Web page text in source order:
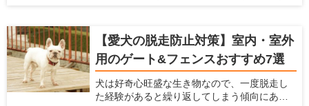
使うものなので、犬を飼う前に準備しておく
と慌てずに済みます。ケガや事故防止に、床
滑り対策や、ゲートの設置についても考えて
おくべきです。 この記事では、初めて犬を飼
う方におすすめのアイテムを紹介するととも
に、犬を飼う前にできる室内環境の準備につ
【愛犬の脱走防止対策】室内・室外
用のゲート&フェンスおすすめ7選
犬は好奇心旺盛な生き物なので、一度脱走し
た経験があると繰り返してしまう傾向にあり